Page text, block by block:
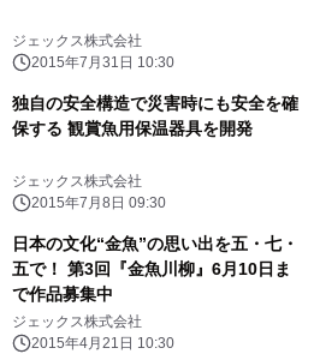
ジェックス株式会社
2015年7月31日 10:30
独自の安全構造で災害時にも安全を確
保する 観賞魚用保温器具を開発
ジェックス株式会社
2015年7月8日 09:30
日本の文化“金魚”の思い出を五・七・
五で！ 第3回『金魚川柳』6月10日ま
で作品募集中
ジェックス株式会社
2015年4月21日 10:30